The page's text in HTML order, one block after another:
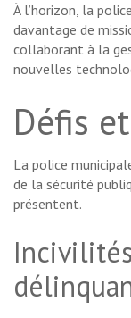
À l’horizon, la
davantage de
collaborant à la
nouvelles
Défis
La police
de la sécurité
présentent.